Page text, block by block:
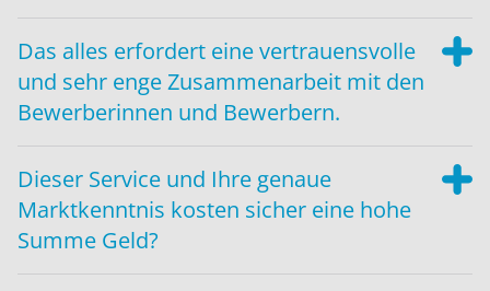
Das alles erfordert eine vertrauensvolle
und sehr enge Zusammenarbeit mit den
Bewerberinnen und Bewerbern.
Dieser Service und Ihre genaue
Marktkenntnis kosten sicher eine hohe
Summe Geld?